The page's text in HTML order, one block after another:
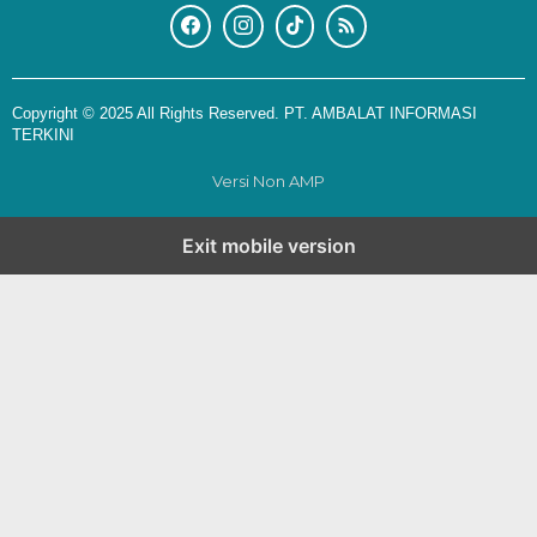
Copyright © 2025 All Rights Reserved. PT. AMBALAT INFORMASI
TERKINI
Versi Non AMP
Exit mobile version